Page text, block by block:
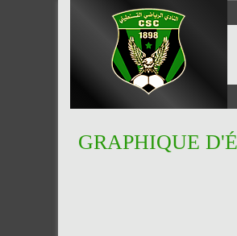
GRAPHIQUE